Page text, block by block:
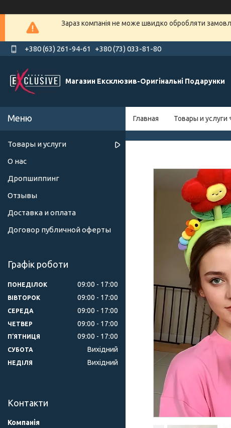
Зараз компанія не може швидко обробляти
+380 (63) 261-94-61 +380 (73) 033-81-80
Магазин Ексклюзив-Оригінальні Подарунки
Главная Товары и услуги
Товары и услуги
О нас
Дропшиппинг
Отзывы
Доставка и оплата
Договор публичной оферты
Графік роботи
ПОНЕДІЛОК 09:00 17:00
ВІВТОРОК 09:00 17:00
СЕРЕДА 09:00 17:00
ЧЕТВЕР 09:00 17:00
ПʼЯТНИЦЯ 09:00 17:00
СУБОТА Вихідний
НЕДІЛЯ Вихідний
Контакти